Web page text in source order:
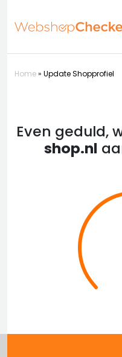
Home» Update Shopprofiel
Even geduld,
shop.nl